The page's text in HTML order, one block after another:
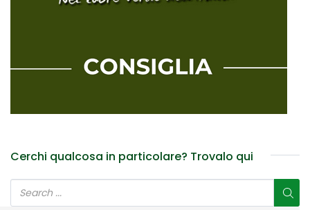
Cerchi qualcosa in particolare? Trovalo qui